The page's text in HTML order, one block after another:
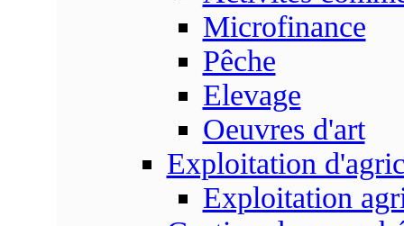
Microfinance
Pêche
Elevage
Oeuvres d'art
Exploitation
Exploitation